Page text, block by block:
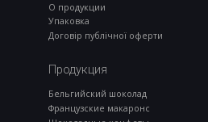
О продукции
Упаковка
Договір публічної оферти
Продукция
Бельгийский шоколад
Французские макаронс